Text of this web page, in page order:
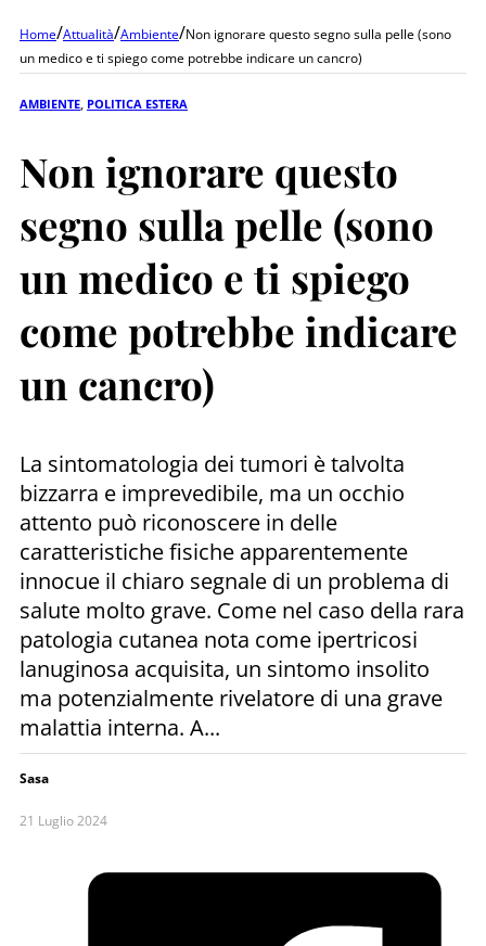
Home/Attualità/Ambiente/Non ignorare questo segno sulla pelle (sono
un medico e ti spiego come potrebbe indicare un cancro)
AMBIENTE POLITICA ESTERA
Non ignorare questo
segno sulla pelle (sono
un medico e ti spiego
come potrebbe indicare
un cancro)
La sintomatologia dei tumori è talvolta
bizzarra e imprevedibile, ma un occhio
attento può riconoscere in delle
caratteristiche fisiche apparentemente
innocue il chiaro segnale di un problema di
salute molto grave. Come nel caso della rara
patologia cutanea nota come ipertricosi
lanuginosa acquisita, un sintomo insolito
ma potenzialmente rivelatore di una grave
malattia interna. A...
Sasa
21 Luglio 2024